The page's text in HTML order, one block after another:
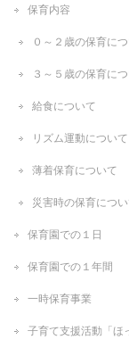
保育内容
０～２歳の保育に
３～５歳の保育に
給食について
リズム運動について
薄着保育について
災害時の保育につ
保育園での１日
保育園での１年間
一時保育事業
子育て支援活動「ほ